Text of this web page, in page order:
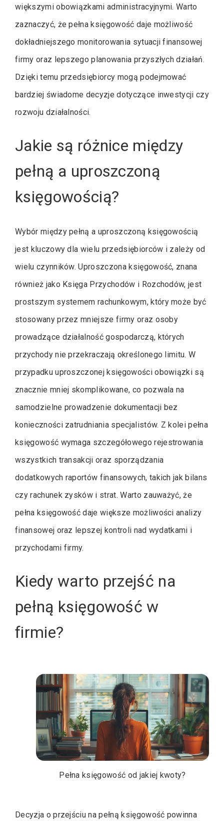
większymi obowiązkami administracyjnymi. Warto
zaznaczyć, że pełna księgowość daje możliwość
dokładniejszego monitorowania sytuacji finansowej
firmy oraz lepszego planowania przyszłych działań.
Dzięki temu przedsiębiorcy mogą podejmować
bardziej świadome decyzje dotyczące inwestycji czy
rozwoju działalności.
Jakie są różnice między
pełną a uproszczoną
księgowością?
Wybór między pełną a uproszczoną księgowością
jest kluczowy dla wielu przedsiębiorców i zależy od
wielu czynników. Uproszczona księgowość, znana
również jako Księga Przychodów i Rozchodów, jest
prostszym systemem rachunkowym, który może być
stosowany przez mniejsze firmy oraz osoby
prowadzące działalność gospodarczą, których
przychody nie przekraczają określonego limitu. W
przypadku uproszczonej księgowości obowiązki są
znacznie mniej skomplikowane, co pozwala na
samodzielne prowadzenie dokumentacji bez
konieczności zatrudniania specjalistów. Z kolei pełna
księgowość wymaga szczegółowego rejestrowania
wszystkich transakcji oraz sporządzania
dodatkowych raportów finansowych, takich jak bilans
czy rachunek zysków i strat. Warto zauważyć, że
pełna księgowość daje większe możliwości analizy
finansowej oraz lepszej kontroli nad wydatkami i
przychodami firmy.
Kiedy warto przejść na
pełną księgowość w
firmie?
Pełna księgowość od jakiej kwoty?
Decyzja o przejściu na pełną księgowość powinna